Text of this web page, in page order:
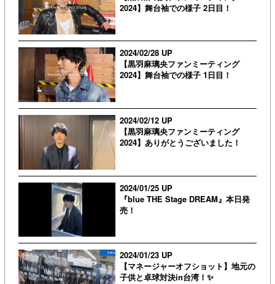
2024】舞台袖での様子 2日目！
2024/02/28 UP
【黒羽麻璃央ファンミーティング
2024】舞台袖での様子 1日目！
2024/02/12 UP
【黒羽麻璃央ファンミーティング
2024】ありがとうございました！
2024/01/25 UP
『blue THE Stage DREAM』本日発
売！
2024/01/23 UP
【マネージャーオフショット】地元の
子供と卓球対決in台湾！✨